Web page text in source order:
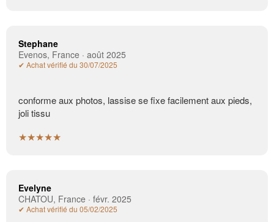
Stephane
Evenos, France · août 2025
✔ Achat vérifié du 30/07/2025
conforme aux photos, lassise se fixe facilement aux pieds,
joli tissu
★★★★★
Evelyne
CHATOU, France · févr. 2025
✔ Achat vérifié du 05/02/2025